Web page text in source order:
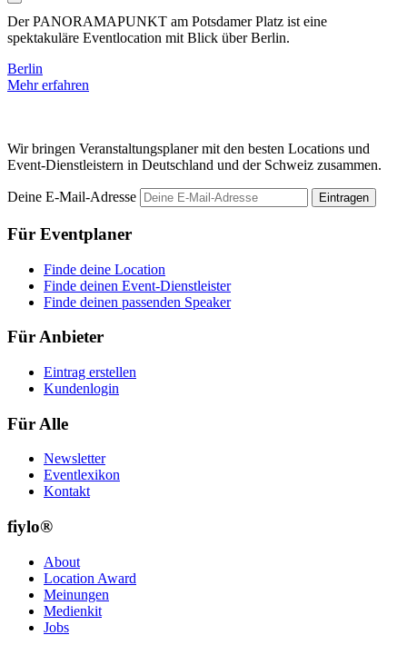
Der PANORAMAPUNKT am Potsdamer Platz ist eine
spektakuläre Eventlocation mit Blick über Berlin.
Berlin
Mehr erfahren
Wir bringen Veranstaltungsplaner mit den besten Locations und
Event-Dienstleistern in Deutschland und der Schweiz zusammen.
Deine E-Mail-Adresse Eintragen
Für Eventplaner
Finde deine Location
Finde deinen Event-Dienstleister
Finde deinen passenden Speaker
Für Anbieter
Eintrag erstellen
Kundenlogin
Für Alle
Newsletter
Eventlexikon
Kontakt
fiylo®
About
Location Award
Meinungen
Medienkit
Jobs